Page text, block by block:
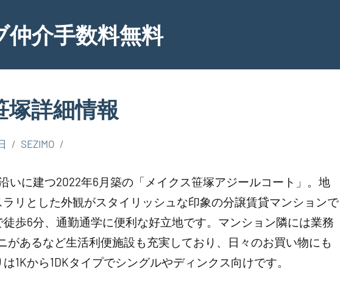
介手数料無料
塚詳細情報
SEZIMO
いに建つ2022年6月築の「メイクス笹塚アジールコート」。地
ラリとした外観がスタイリッシュな印象の分譲賃貸マンションで
歩6分、通勤通学に便利な好立地です。マンション隣には業務
があるなど生活利便施設も充実しており、日々のお買い物にも
1Kから1DKタイプでシングルやディンクス向けです。